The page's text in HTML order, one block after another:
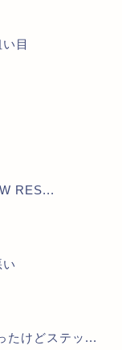
目
RES...
たけどステッ...